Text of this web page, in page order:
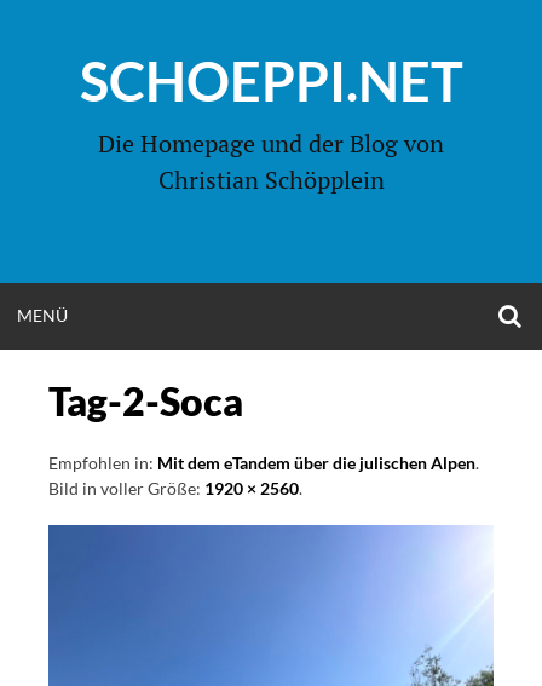
springenSCHOEPPI.NET
Die Homepage und der Blog von
Christian Schöpplein
MENÜ
Tag-2-Soca
Empfohlen in: Mit dem eTandem über die julischen Alpen.
Bild in voller Größe: 1920 × 2560.